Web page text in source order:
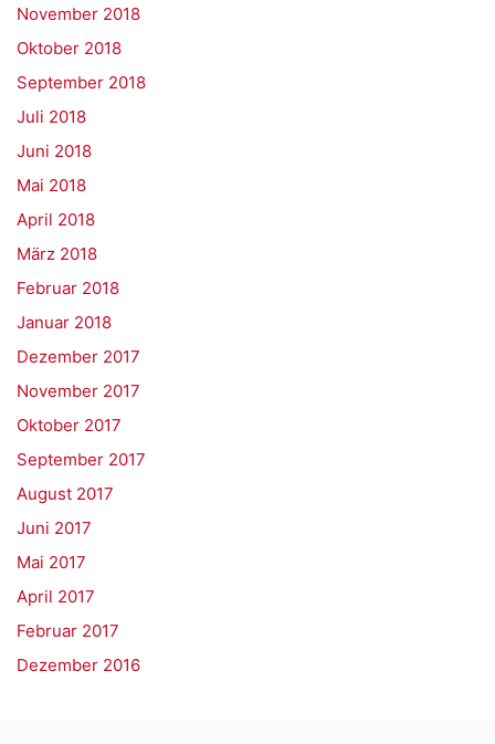
November 2018
Oktober 2018
September 2018
Juli 2018
Juni 2018
Mai 2018
April 2018
März 2018
Februar 2018
Januar 2018
Dezember 2017
November 2017
Oktober 2017
September 2017
August 2017
Juni 2017
Mai 2017
April 2017
Februar 2017
Dezember 2016